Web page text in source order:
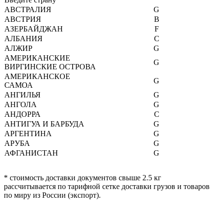
АВСТРАЛИЯ
G
АВСТРИЯ
B
АЗЕРБАЙДЖАН
F
АЛБАНИЯ
C
АЛЖИР
G
АМЕРИКАНСКИЕ
ВИРГИНСКИЕ ОСТРОВА
G
АМЕРИКАНСКОЕ
САМОА
G
АНГИЛЬЯ
G
АНГОЛА
G
АНДОРРА
C
АНТИГУА И БАРБУДА
G
АРГЕНТИНА
G
АРУБА
G
АФГАНИСТАН
G
БАРБАДОС
G
БАХРЕЙН
F
БЕЛИЗ
* стоимость доставки документов свыше 2.5 кг
рассчитывается по тарифной сетке доставки грузов и товаров
по миру из России (экспорт).